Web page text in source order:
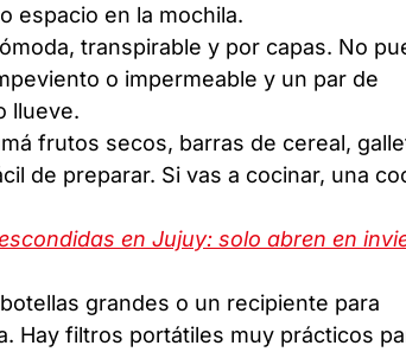
espacio en la mochila.
transpirable y por capas. No
o impermeable y un par de
llueve.
frutos secos, barras de cereal,
de preparar. Si vas a cocinar, una
en Jujuy: solo abren en
grandes o un recipiente para
Hay filtros portátiles muy prácticos